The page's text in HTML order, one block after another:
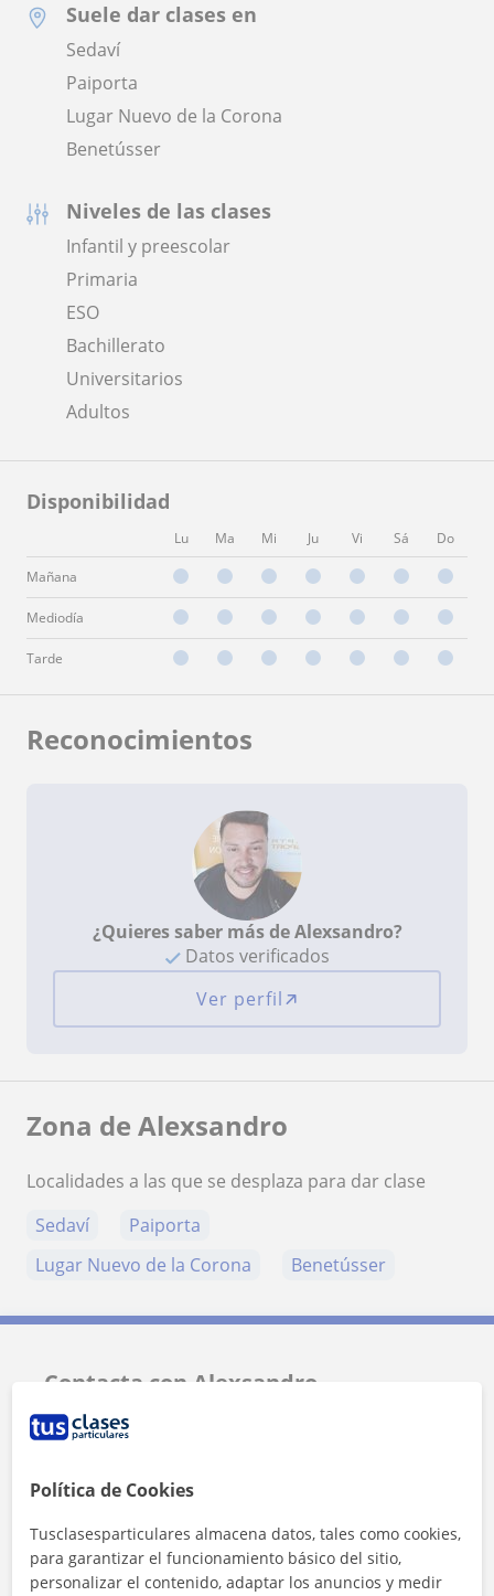
Suele dar clases en
Sedaví
Paiporta
Lugar Nuevo de la Corona
Benetússer
Niveles de las clases
Infantil y preescolar
Primaria
ESO
Bachillerato
Universitarios
Adultos
Disponibilidad
Lu Ma Mi Ju Vi Sá Do
Mañana
Mediodía
Tarde
Reconocimientos
¿Quieres saber más de Alexsandro?
Datos verificados
Ver perfil
Zona de Alexsandro
Localidades a las que se desplaza para dar clase
Sedaví
Paiporta
Lugar Nuevo de la Corona
Benetússer
Contacta con Alexsandro
Tarifa
1ª clase gratis
Política de Cookies
Tusclasesparticulares almacena datos, tales como cookies,
para garantizar el funcionamiento básico del sitio,
personalizar el contenido, adaptar los anuncios y medir